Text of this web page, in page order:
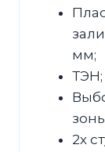
мм;
ТЭН;
2х